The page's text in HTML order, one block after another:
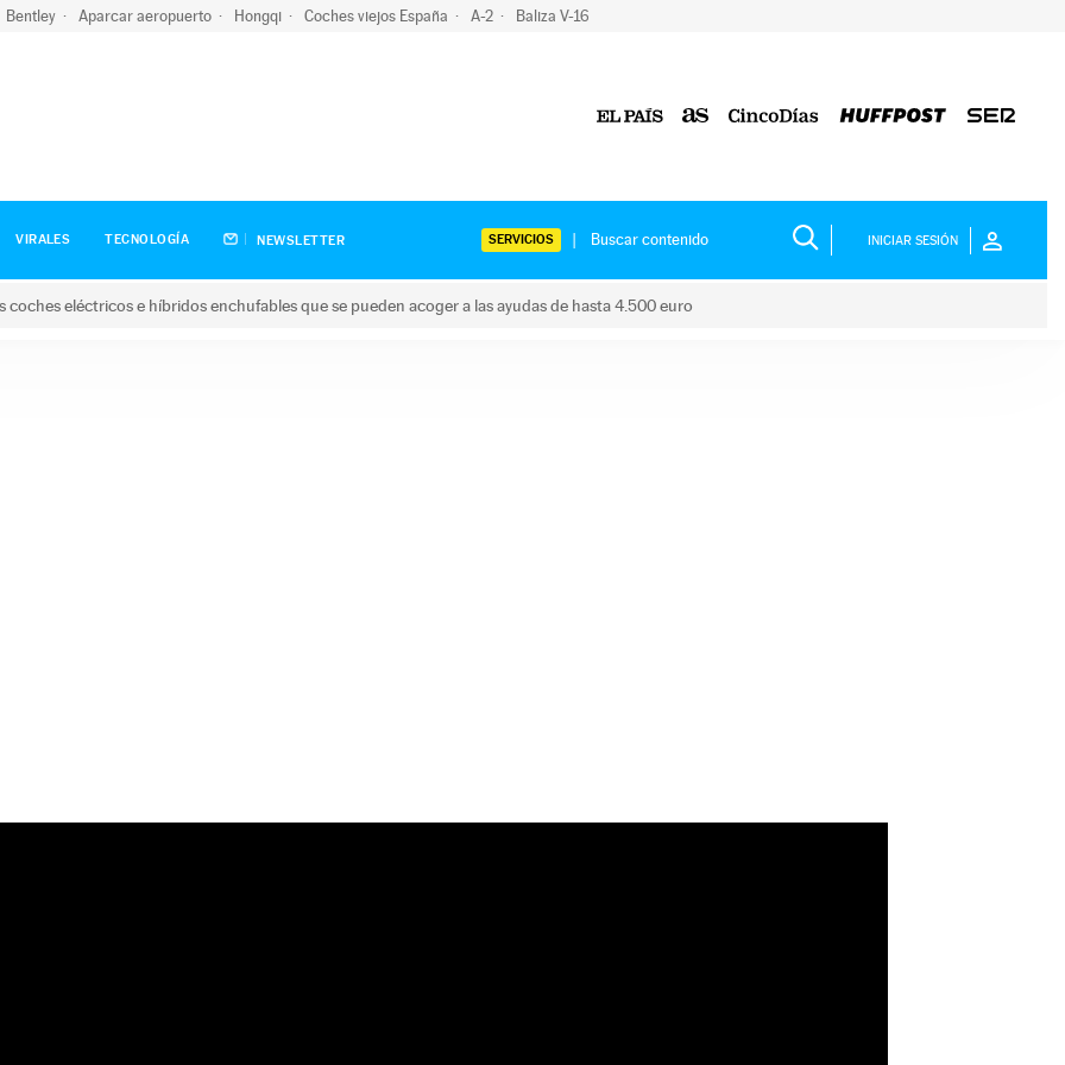
Bentley Aparcar aeropuerto Hongqi Coches viejos España A-2 Baliza V-16
VIRALES TECNOLOGÍA NEWSLETTER SERVICIOS INICIAR SESIÓN
eléctricos e híbridos enchufables que se pueden acoger a las ayudas de hasta 4.500 euro